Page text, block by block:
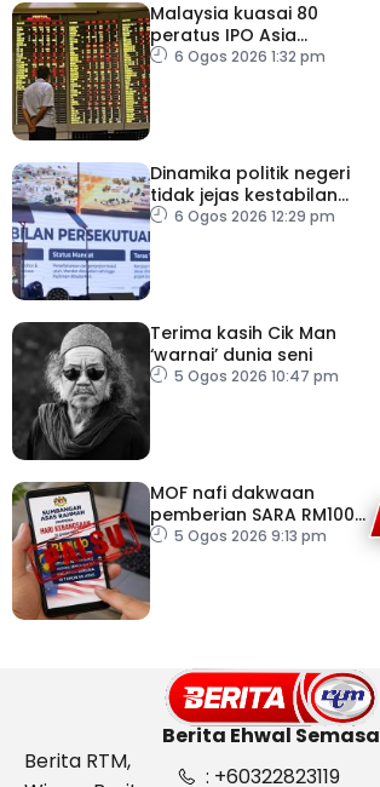
Malaysia kuasai 80
peratus IPO Asia
Tenggara, kumpul AS$1.4
6 Ogos 2026 1:32 pm
Dinamika politik negeri
tidak jejas kestabilan
Kerajaan Perpaduan
6 Ogos 2026 12:29 pm
Terima kasih Cik Man
‘warnai’ dunia seni
5 Ogos 2026 10:47 pm
MOF nafi dakwaan
pemberian SARA RM100
sempena Hari
5 Ogos 2026 9:13 pm
Berita Ehwal Semasa
Berita RTM,
: +60322823119